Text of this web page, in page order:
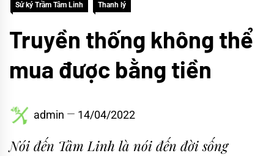
Sử ký Trầm Tâm Linh Thanh lý
Truyền thống không thể
mua được bằng tiền
admin 14/04/2022
Nói đến Tâm Linh là nói đến đời sống